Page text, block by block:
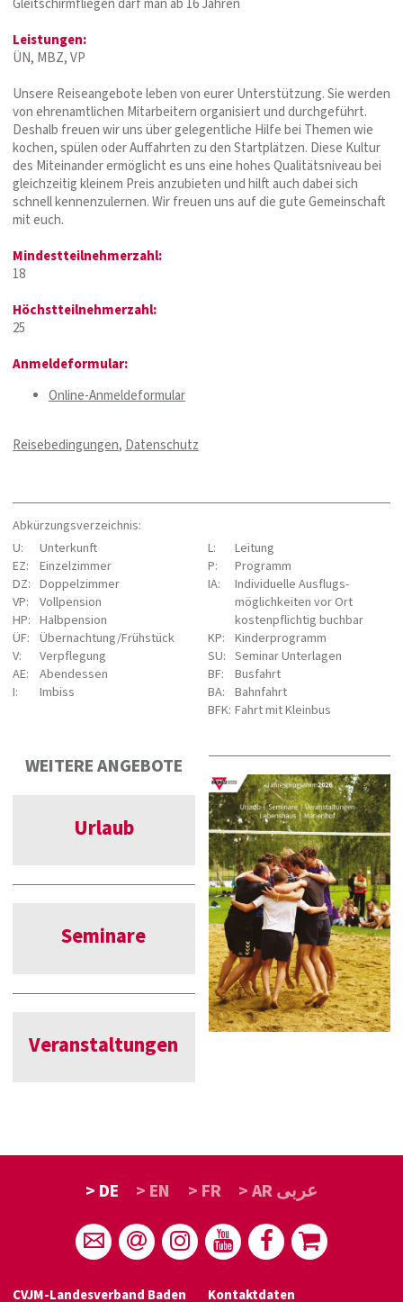
Gleitschirmfliegen darf man ab 16 Jahren
Leistungen:
ÜN, MBZ, VP
Unsere Reiseangebote leben von eurer Unterstützung. Sie werden
von ehrenamtlichen Mitarbeitern organisiert und durchgeführt.
Deshalb freuen wir uns über gelegentliche Hilfe bei Themen wie
kochen, spülen oder Auffahrten zu den Startplätzen. Diese Kultur
des Miteinander ermöglicht es uns eine hohes Qualitätsniveau bei
gleichzeitig kleinem Preis anzubieten und hilft auch dabei sich
schnell kennenzulernen. Wir freuen uns auf die gute Gemeinschaft
mit euch.
Mindestteilnehmerzahl:
18
Höchstteilnehmerzahl:
25
Anmeldeformular:
Online-Anmeldeformular
Reisebedingungen,Datenschutz
Abkürzungsverzeichnis:
U:
Unterkunft
EZ:
Einzelzimmer
DZ: Doppelzimmer
VP:
Vollpension
HP: Halbpension
ÜF: Übernachtung/Frühstück
V:
Verpflegung
AE:
Abendessen
I:
Imbiss
L:
Leitung
P:
Programm
IA:
Individuelle Ausflugs­
möglichkeiten vor Ort
kostenpflichtig buchbar
KP: Kinderprogramm
SU: Seminar Unterlagen
BF:
Busfahrt
BA: Bahnfahrt
BFK: Fahrt mit Kleinbus
WEITERE ANGEBOTE
Urlaub
Seminare
Veranstaltungen
> DE > EN > FR > AR عربى
CVJM-Landesverband Baden Kontaktdaten